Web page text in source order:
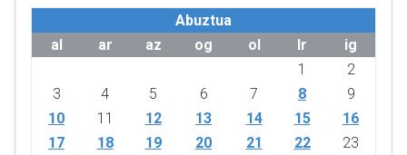
Abuztua
al
ar az og ol lr
ig
1
2
3
4 5 6 7 8
9
10
11 12 13 14 15
16
17
18 19 20 21 22
23